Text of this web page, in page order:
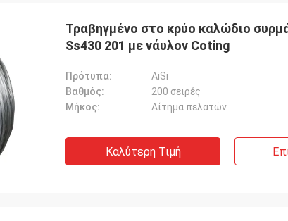
Τραβηγμένο στο κρύο καλώδιο
Ss430 201 με νάυλον Coting
Πρότυπα:
AiSi
Βαθμός:
200 σειρές
Μήκος:
Αίτημα πελατών
Καλύτερη Τιμή